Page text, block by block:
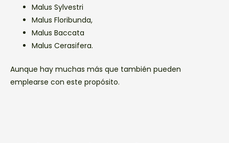
Malus Sylvestri
Malus Floribunda,
Malus Baccata
Malus Cerasifera.
Aunque hay muchas más que también pueden
emplearse con este propósito.